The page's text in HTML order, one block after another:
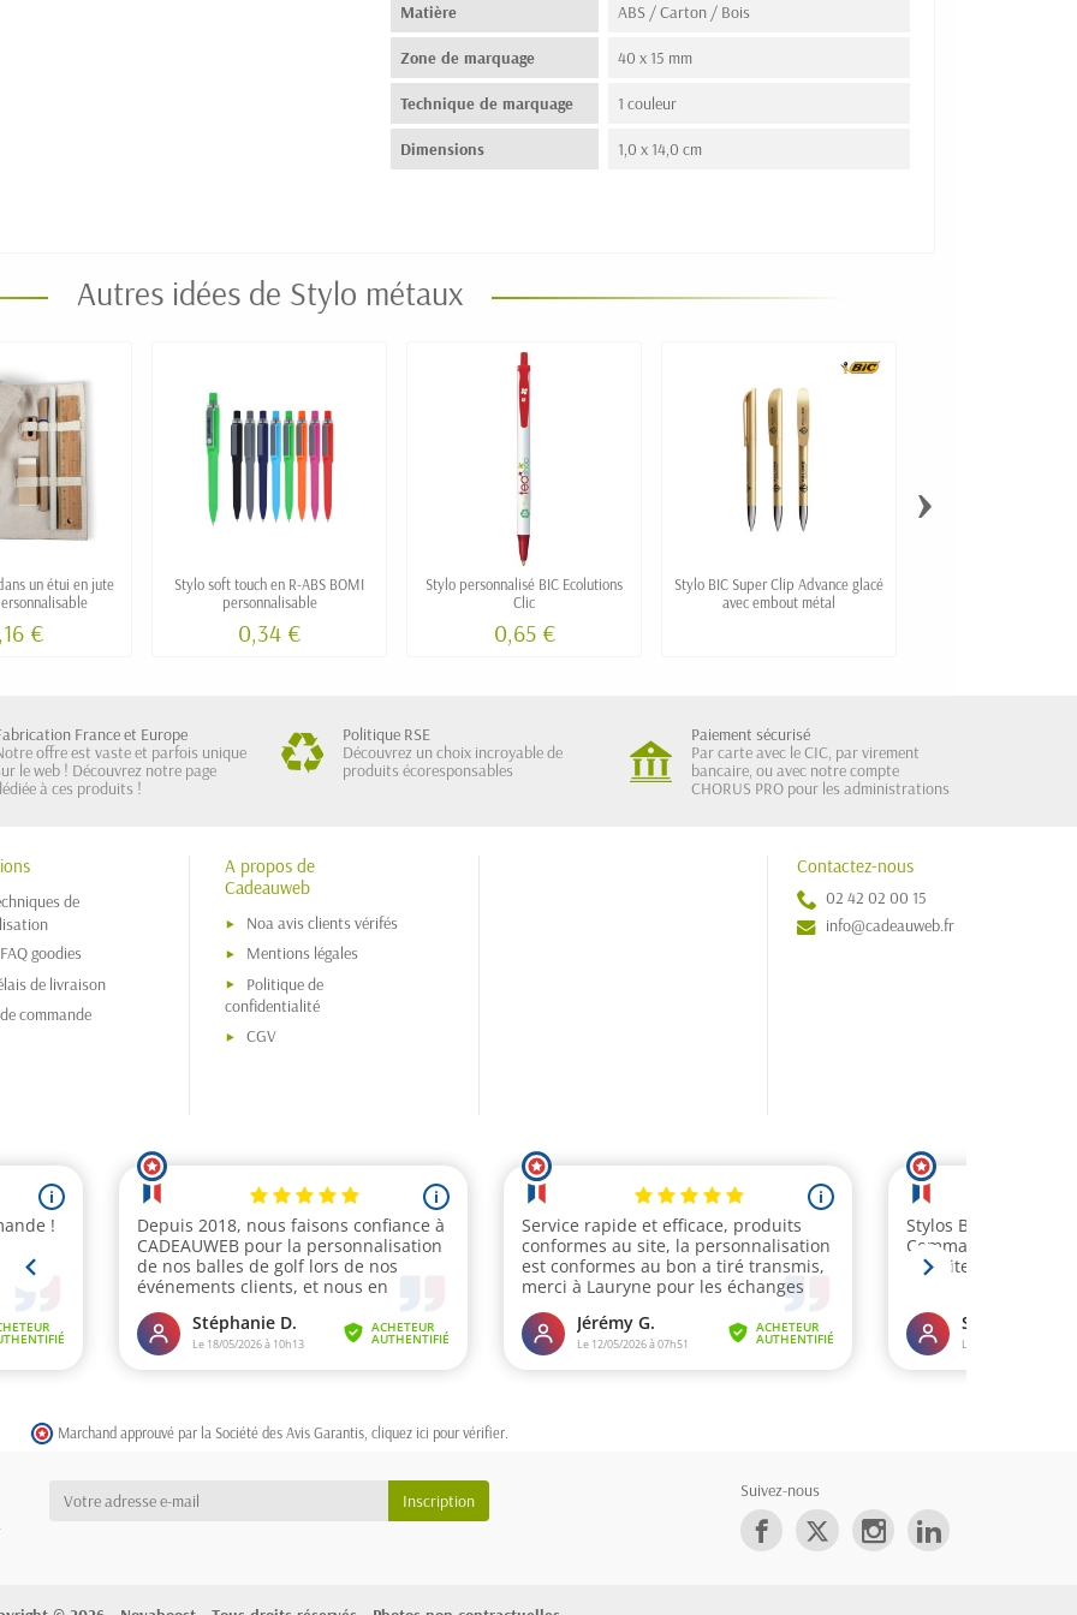
Matière ABS / Carton / Bois
Zone de marquage 40 x 15 mm
Technique de marquage 1 couleur
Dimensions 1,0 x 14,0 cm
Autres idées de Stylo métaux
un étui en jute
€
Stylo soft touch en R-ABS BOMI
personnalisable
0,34 €
Stylo personnalisé BIC Ecolutions
Clic
0,65 €
Stylo BIC Super Clip Advance glacé
avec embout métal
›
France et Europe
offre est vaste et parfois unique
le web ! Découvrez notre page
à ces produits !
Politique RSE
Découvrez un choix incroyable de
produits écoresponsables
Paiement sécurisé
Par carte avec le CIC, par virement
bancaire, ou avec notre compte
CHORUS PRO pour les administrations
de
goodies
de livraison
commande
A propos de
Cadeauweb
Noa avis clients vérifés
Mentions légales
Politique de
confidentialité
CGV
Contactez-nous
02 42 02 00 15
info@cadeauweb.fr
Marchand approuvé par la Société des Avis Garantis, cliquez ici pour vérifier
Suivez-nous